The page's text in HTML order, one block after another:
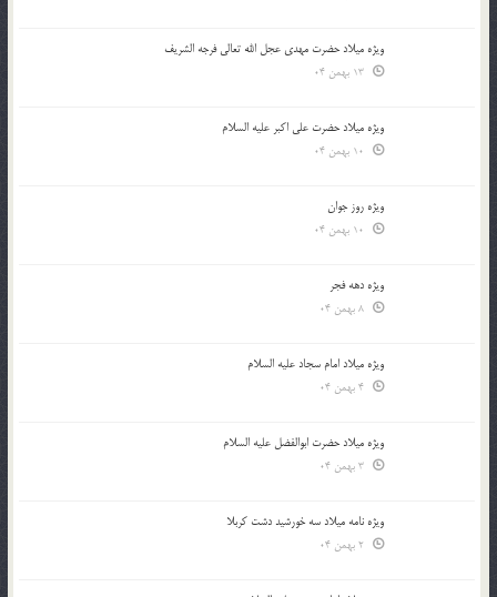
ویژه میلاد حضرت مهدی عجل الله تعالی فرجه الشريف
ویژه میلاد حضرت علی اکبر علیه السلام
ویژه روز جوان
ویژه دهه فجر
ویژه میلاد امام سجاد علیه السلام
ویژه میلاد حضرت ابوالفضل علیه السلام
ویژه نامه میلاد سه خورشید دشت کربلا